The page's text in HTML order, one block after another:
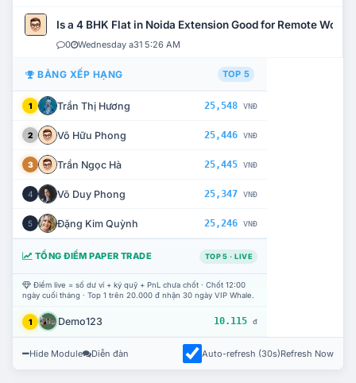
Is a 4 BHK Flat in Noida Extension Good for Remote Work?
0 Wednesday a31 5:26 AM
BẢNG XẾP HẠNG TOP 5
1 Trần Thị Hương 25,548 VNĐ
2 Võ Hữu Phong 25,446 VNĐ
3 Trần Ngọc Hà 25,445 VNĐ
4 Võ Duy Phong 25,347 VNĐ
5 Đặng Kim Quỳnh 25,246 VNĐ
TỔNG ĐIỂM PAPER TRADE TOP 5 · LIVE
Điểm live = số dư ví + ký quỹ + PnL chưa chốt · Chốt 12:00
ngày cuối tháng · Top 1 trên 20.000 đ nhận 30 ngày VIP Whale.
1 Demo123 10.115 đ
Hide Module Diễn đàn Auto-refresh (30s)Refresh Now